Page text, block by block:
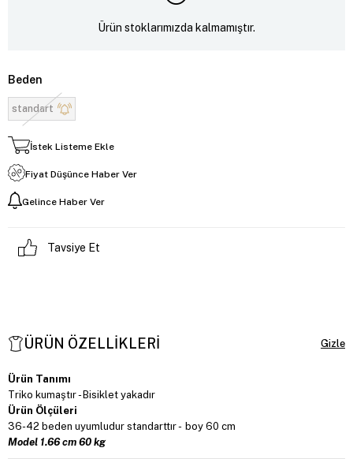
Ürün stoklarımızda kalmamıştır.
Beden
standart
İstek Listeme Ekle
Fiyat Düşünce Haber Ver
Gelince Haber Ver
Tavsiye Et
ÜRÜN ÖZELLIKLERI
Ürün Tanımı
Triko kumaştır - Bisiklet yakadır
Ürün Ölçüleri
36-42 beden uyumludur standarttır - boy 60 cm
Model 1.66 cm 60 kg